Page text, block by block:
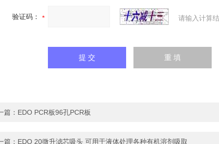
验证码： 请输入计算
篇： EDO PCR板96孔PCR板
篇： EDO 20微升滤芯吸头 可用于液体处理各种有机溶剂吸取